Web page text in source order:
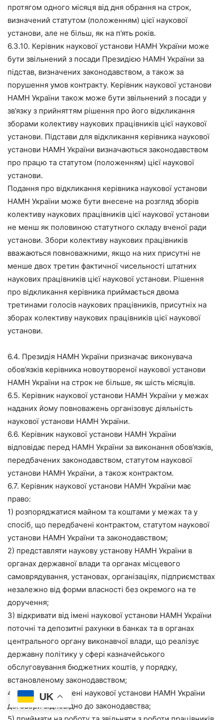
протягом одного місяця від дня обрання на строк,
визначений статутом (положенням) цієї наукової
установи, але не більш, як на п’ять років.
6.3.10. Керівник наукової установи НАМН України може
бути звільнений з посади Президією НАМН України за
підстав, визначених законодавством, а також за
порушення умов контракту. Керівник наукової установи
НАМН України також може бути звільнений з посади у
зв’язку з прийняттям рішення про його відкликання
зборами колективу наукових працівників цієї наукової
установи. Підстави для відкликання керівника наукової
установи НАМН України визначаються законодавством
про працю та статутом (положенням) цієї наукової
установи.
Подання про відкликання керівника наукової установи
НАМН України може бути внесене на розгляд зборів
колективу наукових працівників цієї наукової установи
не менш як половиною статутного складу вченої ради
установи. Збори колективу наукових працівників
вважаються повноважними, якщо на них присутні не
менше двох третин фактичної чисельності штатних
наукових працівників цієї наукової установи. Рішення
про відкликання керівника приймається двома
третинами голосів наукових працівників, присутніх на
зборах колективу наукових працівників цієї наукової
установи.
6.4. Президія НАМН України призначає виконувача
обов’язків керівника новоутвореної наукової установи
НАМН України на строк не більше, як шість місяців.
6.5. Керівник наукової установи НАМН України у межах
наданих йому повноважень організовує діяльність
наукової установи НАМН України.
6.6. Керівник наукової установи НАМН України
відповідає перед НАМН України за виконання обов’язків,
передбачених законодавством, статутом наукової
установи НАМН України, а також контрактом.
6.7. Керівник наукової установи НАМН України має
право:
1) розпоряджатися майном та коштами у межах та у
спосіб, що передбачені контрактом, статутом наукової
установи НАМН України та законодавством;
2) представляти наукову установу НАМН України в
органах державної влади та органах місцевого
самоврядування, установах, організаціях, підприємствах
незалежно від форми власності без окремого на те
доручення;
3) відкривати від імені наукової установи НАМН України
поточні та депозитні рахунки в банках та в органах
центрального органу виконавчої влади, що реалізує
державну політику у сфері казначейського
обслуговування бюджетних коштів, у порядку,
встановленому законодавством;
4) укладати від імені наукової установи НАМН України
договори відповідно до законодавства;
UK